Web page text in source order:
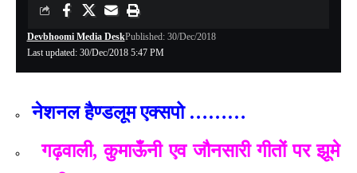
Last updated: 30/Dec/2018 5:47 PM
Devbhoomi Media DeskPublished: 30/Dec/2018
नेशनल हैण्डलूम एक्सपो ………
गढ़वाली, कुमाऊँनी एव जौनसारी गीतों पर झूमे